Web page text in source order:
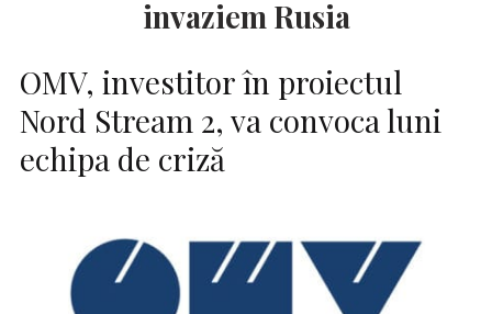
invaziem Rusia
OMV, investitor în proiectul
Nord Stream 2, va convoca luni
echipa de criză